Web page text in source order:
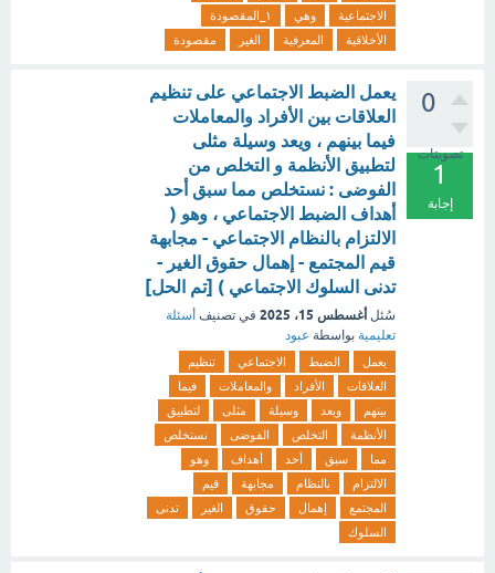
الاجتماعية
وهي
١_المقصودة
الأخلاقية
المعرفية الغير مقصودة
0
تصويتات
1
إجابة
يعمل الضبط الاجتماعي على تنظيم
العلاقات بين الأفراد والمعاملات
فيما بينهم ، ويعد وسيلة مثلى
لتطبيق الأنظمة و التخلص من
الفوضى : نستخلص مما سبق أحد
أهداف الضبط الاجتماعي ، وهو (
الالتزام بالنظام الاجتماعي - مجابهة
قيم المجتمع - إهمال حقوق الغير -
تدنى السلوك الاجتماعي ) [تم الحل]
سُئل أغسطس 15، 2025 في تصنيف أسئلة
تعليمية بواسطة عبود
يعمل الضبط الاجتماعي
تنظيم
العلاقات
الأفراد والمعاملات
فيما
بينهم
ويعد وسيلة مثلى
لتطبيق
الأنظمة
التخلص الفوضى
نستخلص
مما
سبق أحد أهداف
وهو
الالتزام
بالنظام مجابهة
قيم
المجتمع
إهمال حقوق الغير
تدنى
السلوك